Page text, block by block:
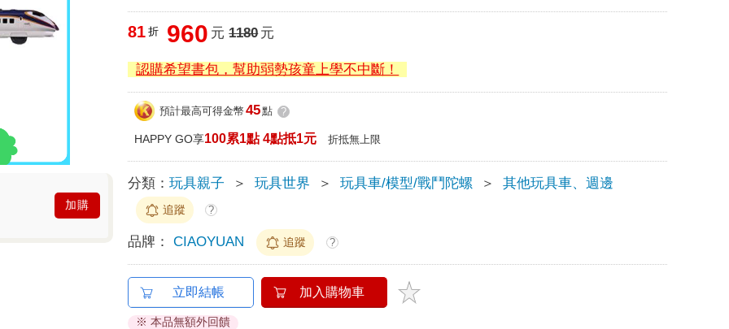
加購
81 折 960 元 1180元
認購希望書包，幫助弱勢孩童上學不中斷！
預計最高可得金幣 45點 ?
HAPPY GO享100累1點 4點抵1元 折抵無上限
分類：玩具親子 ＞ 玩具世界 ＞ 玩具車/模型/戰鬥陀螺 ＞ 其他玩具車、週邊
追蹤 ?
品牌： CIAOYUAN 追蹤 ?
立即結帳 加入購物車
※ 本品無額外回饋